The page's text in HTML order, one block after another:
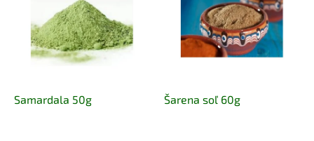
Samardala 50g Šarena soľ 60g